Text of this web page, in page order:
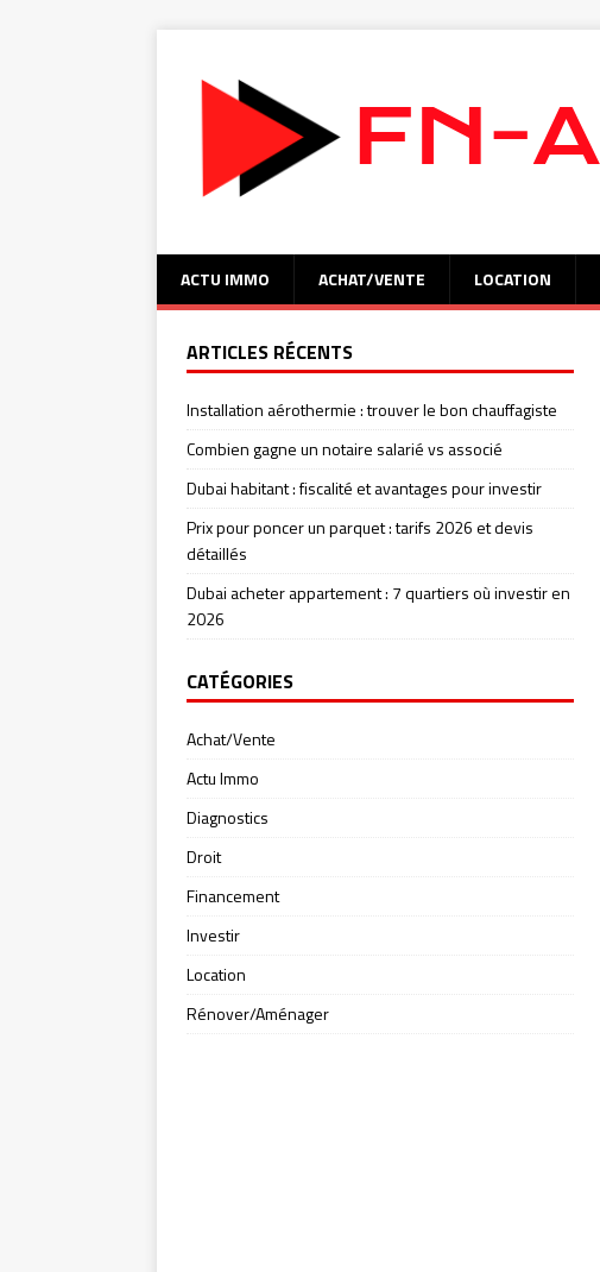
ACTU IMMO ACHAT/VENTE LOCATION
ARTICLES RÉCENTS
Installation aérothermie : trouver le bon chauffagiste
Combien gagne un notaire salarié vs associé
Dubai habitant : fiscalité et avantages pour investir
Prix pour poncer un parquet : tarifs 2026 et devis
détaillés
Dubai acheter appartement : 7 quartiers où investir en
2026
CATÉGORIES
Achat/Vente
Actu Immo
Diagnostics
Droit
Financement
Investir
Location
Rénover/Aménager